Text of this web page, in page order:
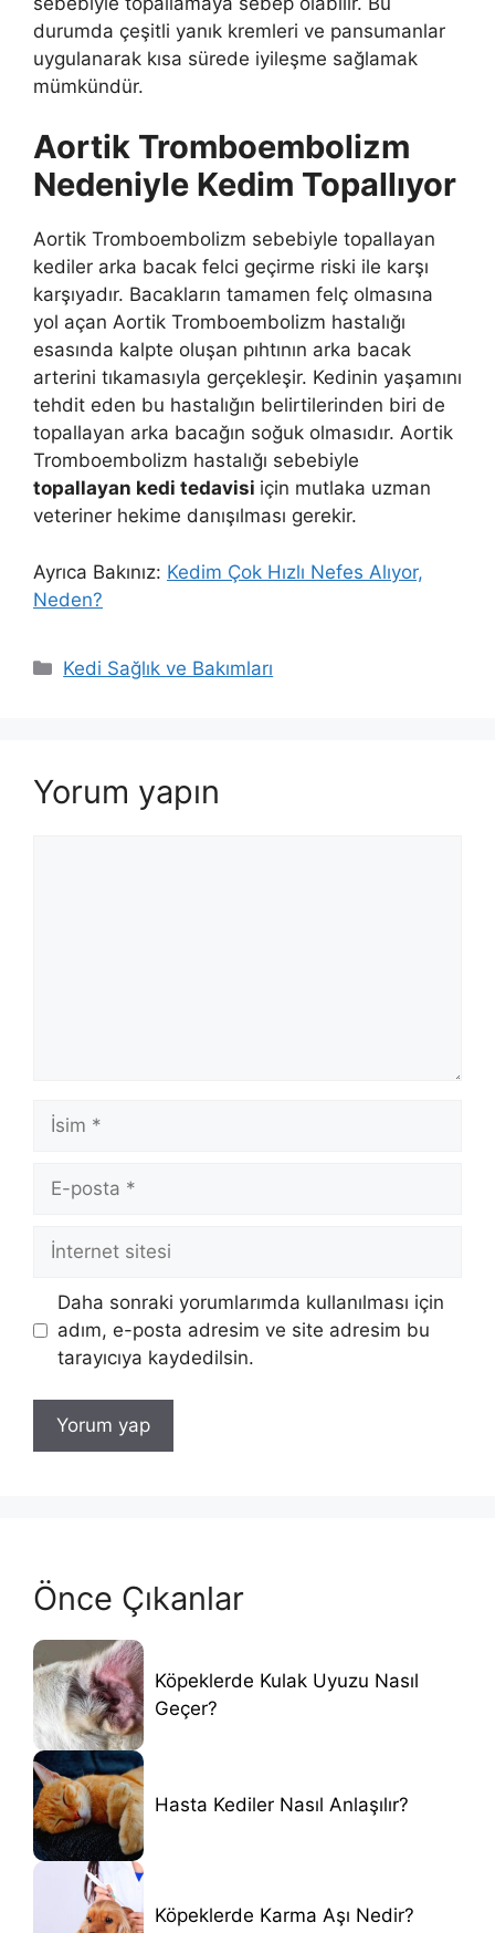
durumda çeşitli yanık kremleri ve pansumanlar
uygulanarak kısa sürede iyileşme sağlamak
mümkündür.
Aortik Tromboembolizm
Nedeniyle Kedim Topallıyor
Aortik Tromboembolizm sebebiyle topallayan
kediler arka bacak felci geçirme riski ile karşı
karşıyadır. Bacakların tamamen felç olmasına
yol açan Aortik Tromboembolizm hastalığı
esasında kalpte oluşan pıhtının arka bacak
arterini tıkamasıyla gerçekleşir. Kedinin yaşamını
tehdit eden bu hastalığın belirtilerinden biri de
topallayan arka bacağın soğuk olmasıdır. Aortik
Tromboembolizm hastalığı sebebiyle
topallayan kedi tedavisi için mutlaka uzman
veteriner hekime danışılması gerekir.
Ayrıca Bakınız: Kedim Çok Hızlı Nefes Alıyor,
Neden?
Kategoriler
Kedi Sağlık ve Bakımları
Yorum yapın
İsim
posta
İnternet
sitesi
Daha sonraki yorumlarımda kullanılması için
adım, e-posta adresim ve site adresim bu
tarayıcıya kaydedilsin.
Önce Çıkanlar
Köpeklerde Kulak Uyuzu Nasıl
Geçer?
Hasta Kediler Nasıl Anlaşılır?
Köpeklerde Karma Aşı Nedir?